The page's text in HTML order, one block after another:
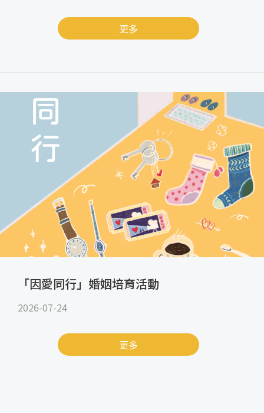
更多
「因愛同行」婚姻培育活動
2026-07-24
更多